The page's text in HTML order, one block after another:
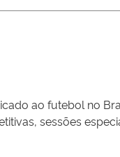
ao futebol no
sessões